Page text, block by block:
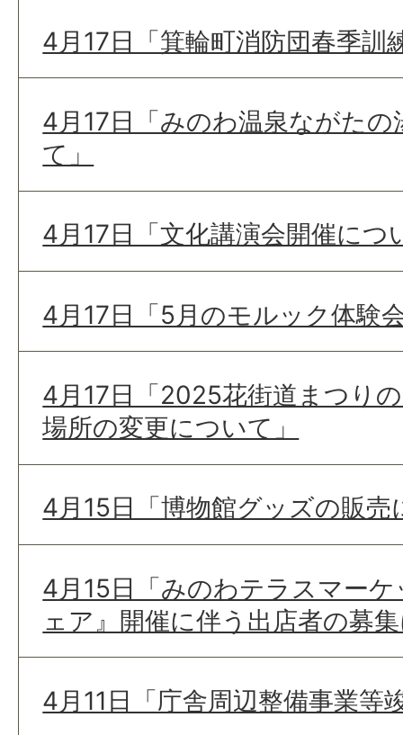
4月17日「箕輪町消防団春季訓
4月17日「みのわ温泉ながた
て」
4月17日「文化講演会開催につ
4月17日「5月のモルック体験
4月17日「2025花街道まつり
場所の変更について」
4月15日「博物館グッズの販売
4月15日「みのわテラスマー
ェア』開催に伴う出店者の募
4月11日「庁舎周辺整備事業等